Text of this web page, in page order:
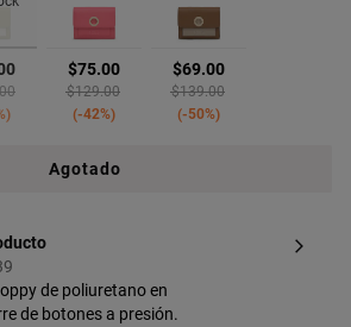
from
to
$75.00
Price reduced from
$129.00to
-42%
$69.00
Price reduced from
$139.00to
-50%
Agotado
de poliuretano en
de botones a presión.